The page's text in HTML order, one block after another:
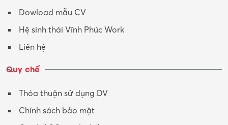
Tư vấn – Kiến trúc
Dowload mẫu CV
Hệ sinh thái Vĩnh Phúc Work
Liên hệ
Quy chế
Thỏa thuận sử dụng DV
Chính sách bảo mật